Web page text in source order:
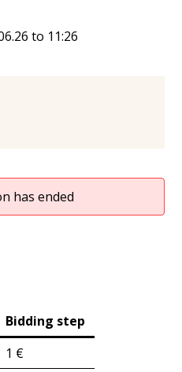
to 11:26
has ended
Bidding step
1 €